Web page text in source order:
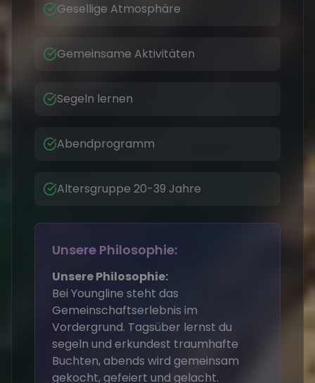
Gesellige Atmosphäre
Gemeinsame Aktivitäten
Segeln lernen
Abendprogramm
Altersgruppe 20-39 Jahre
Unsere Philosophie:
Unsere Philosophie:
Bei Youngline steht das
Gemeinschaftserlebnis im
Vordergrund. Tagsüber lernst du
segeln und erkundest traumhafte
Buchten, abends wird gemeinsam
gekocht, gefeiert und gelacht.